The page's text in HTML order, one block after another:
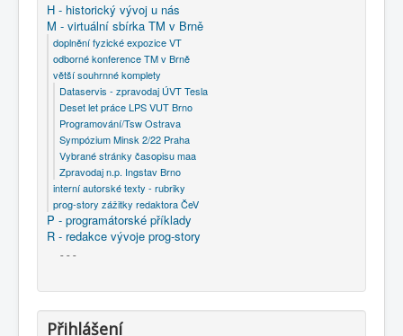
H - historický vývoj u nás
M - virtuální sbírka TM v Brně
doplnění fyzické expozice VT
odborné konference TM v Brně
větší souhrnné komplety
Dataservis - zpravodaj ÚVT Tesla
Deset let práce LPS VUT Brno
Programování/Tsw Ostrava
Sympózium Minsk 2/22 Praha
Vybrané stránky časopisu maa
Zpravodaj n.p. Ingstav Brno
interní autorské texty - rubriky
prog-story zážitky redaktora ČeV
P - programátorské příklady
R - redakce vývoje prog-story
- - -
Přihlášení